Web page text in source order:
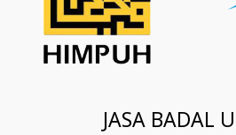
JASA BADAL